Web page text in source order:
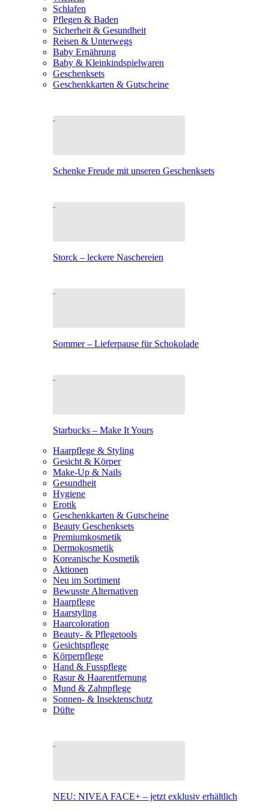
Schlafen
Pflegen & Baden
Sicherheit & Gesundheit
Reisen & Unterwegs
Baby Ernährung
Baby & Kleinkindspielwaren
Geschenksets
Geschenkkarten & Gutscheine
Schenke Freude mit unseren Geschenksets
Storck – leckere Naschereien
Sommer – Lieferpause für Schokolade
Starbucks – Make It Yours
Haarpflege & Styling
Gesicht & Körper
Make-Up & Nails
Gesundheit
Hygiene
Erotik
Geschenkkarten & Gutscheine
Beauty Geschenksets
Premiumkosmetik
Dermokosmetik
Koreanische Kosmetik
Aktionen
Neu im Sortiment
Bewusste Alternativen
Haarpflege
Haarstyling
Haarcoloration
Beauty- & Pflegetools
Gesichtspflege
Körperpflege
Hand & Fusspflege
Rasur & Haarentfernung
Mund & Zahnpflege
Sonnen- & Insektenschutz
Düfte
NEU: NIVEA FACE+ – jetzt exklusiv erhältlich